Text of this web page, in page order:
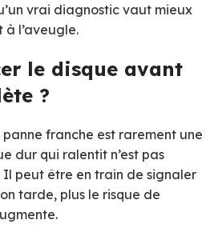
vrai diagnostic vaut mieux
à l’aveugle.
le disque avant
?
franche est rarement une
dur qui ralentit n’est pas
peut être en train de signaler
tarde, plus le risque de